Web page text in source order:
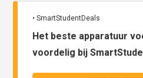
• SmartStudentDeals
Het beste apparatuur
voordelig bij